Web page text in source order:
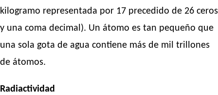
kilogramo representada por 17 precedido de 26 ceros
y una coma decimal). Un átomo es tan pequeño que
una sola gota de agua contiene más de mil trillones
de átomos.
Radiactividad